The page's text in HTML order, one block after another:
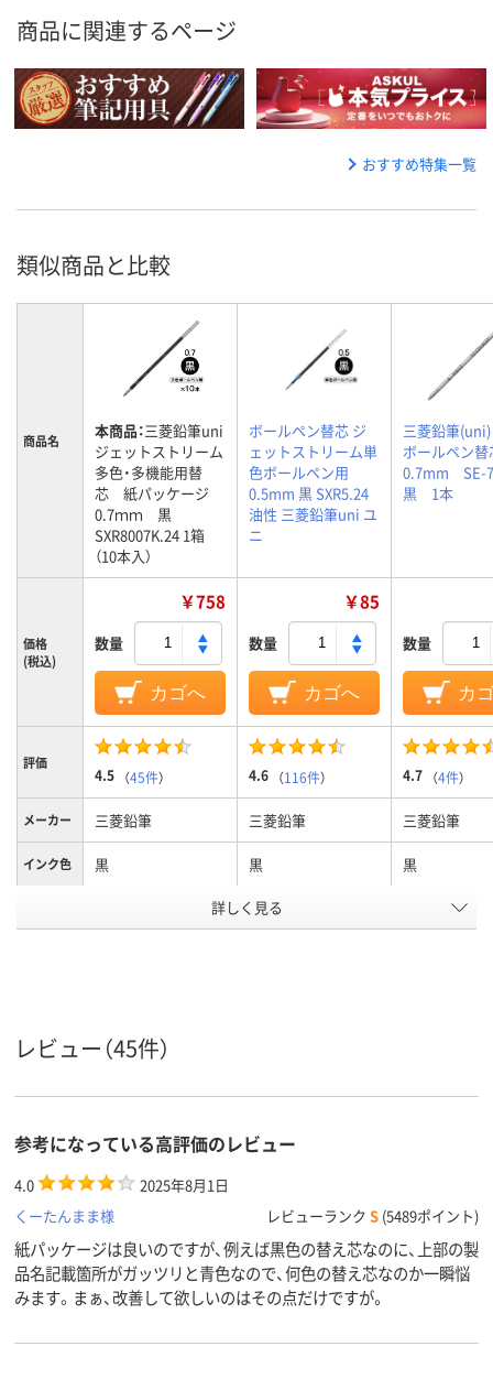
商品に関連するページ
おすすめ特集一覧
類似商品と比較
商品名 本商品：三菱鉛筆uni
ジェットストリーム
多色・多機能用替
芯 紙パッケージ
0.7ｍｍ 黒
SXR8007K.24 1箱
（10本入）
ボールペン替芯 ジ
ェットストリーム単
色ボールペン用
0.5mm 黒 SXR5.24
油性 三菱鉛筆uni ユ
ニ
三菱鉛筆
ボールペン
0.7mm
黒 1本
価格
(税込)
￥758
数量
カゴへ
￥85
数量
カゴへ
数量
カ
評価
4.5 （45件） 4.6 （116件） 4.7 （4件）
メーカー 三菱鉛筆 三菱鉛筆 三菱鉛筆
インク色 黒 黒 黒
0.5mm0.5mm
アスクル
商品環境
詳しく見る
レビュー（45件）
参考になっている高評価のレビュー
4.0
2025年8月1日
くーたんまま様
レビューランク S (5489ポイント)
紙パッケージは良いのですが、例えば黒色の替え芯なのに、上部の製
品名記載箇所がガッツリと青色なので、何色の替え芯なのか一瞬悩
みます。まぁ、改善して欲しいのはその点だけですが。